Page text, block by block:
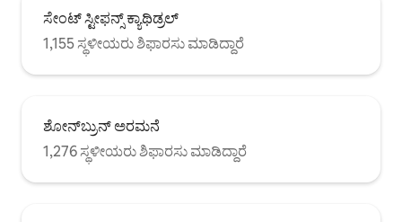
ಸೇಂಟ್ ಸ್ಟೀಫನ್ಸ್ ಕ್ಯಾಥಿಡ್ರಲ್
1,155 ಸ್ಥಳೀಯರು ಶಿಫಾರಸು ಮಾಡಿದ್ದಾರೆ
ಶೋನ್‌ಬ್ರುನ್ ಅರಮನೆ
1,276 ಸ್ಥಳೀಯರು ಶಿಫಾರಸು ಮಾಡಿದ್ದಾರೆ